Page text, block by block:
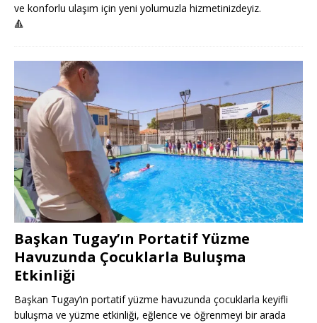
ve konforlu ulaşım için yeni yolumuzla hizmetinizdeyiz.
🔺
Başkan Tugay’ın Portatif Yüzme
Havuzunda Çocuklarla Buluşma
Etkinliği
Başkan Tugay’ın portatif yüzme havuzunda çocuklarla keyifli
buluşma ve yüzme etkinliği, eğlence ve öğrenmeyi bir arada